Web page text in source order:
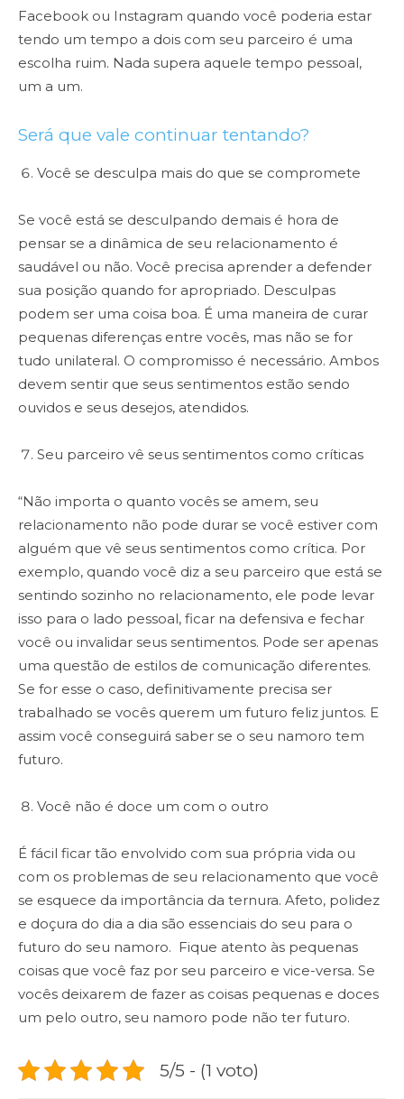
Facebook ou Instagram quando você poderia estar
tendo um tempo a dois com seu parceiro é uma
escolha ruim. Nada supera aquele tempo pessoal,
um a um.
Será que vale continuar tentando?
Você se desculpa mais do que se compromete
Se você está se desculpando demais é hora de
pensar se a dinâmica de seu relacionamento é
saudável ou não. Você precisa aprender a defender
sua posição quando for apropriado. Desculpas
podem ser uma coisa boa. É uma maneira de curar
pequenas diferenças entre vocês, mas não se for
tudo unilateral. O compromisso é necessário. Ambos
devem sentir que seus sentimentos estão sendo
ouvidos e seus desejos, atendidos.
Seu parceiro vê seus sentimentos como críticas
“Não importa o quanto vocês se amem, seu
relacionamento não pode durar se você estiver com
alguém que vê seus sentimentos como crítica. Por
exemplo, quando você diz a seu parceiro que está se
sentindo sozinho no relacionamento, ele pode levar
isso para o lado pessoal, ficar na defensiva e fechar
você ou invalidar seus sentimentos. Pode ser apenas
uma questão de estilos de comunicação diferentes.
Se for esse o caso, definitivamente precisa ser
trabalhado se vocês querem um futuro feliz juntos. E
assim você conseguirá saber se o seu namoro tem
futuro.
Você não é doce um com o outro
É fácil ficar tão envolvido com sua própria vida ou
com os problemas de seu relacionamento que você
se esquece da importância da ternura. Afeto, polidez
e doçura do dia a dia são essenciais do seu para o
futuro do seu namoro. Fique atento às pequenas
coisas que você faz por seu parceiro e vice-versa. Se
vocês deixarem de fazer as coisas pequenas e doces
um pelo outro, seu namoro pode não ter futuro.
5/5 - (1 voto)